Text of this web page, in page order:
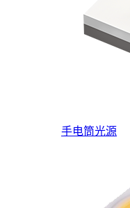
手电筒光源